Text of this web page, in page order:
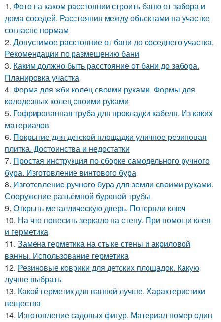
1. Фото на каком расстоянии строить баню от забора и
дома соседей. Расстояния между объектами на участке
согласно нормам
2. Допустимое расстояние от бани до соседнего участка.
Рекомендации по размещению бани
3. Каким должно быть расстояние от бани до забора.
Планировка участка
4. Форма для жби колец своими руками. Формы для
колодезных колец своими руками
5. Гофрированная труба для прокладки кабеля. Из каких
материалов
6. Покрытие для детской площадки уличное резиновая
плитка. Достоинства и недостатки
7. Простая инструкция по сборке самодельного ручного
бура. Изготовление винтового бура
8. Изготовление ручного бура для земли своими руками.
Сооружение разъёмной буровой трубы
9. Открыть металлическую дверь. Потеряли ключ
10. На что повесить зеркало на стену. При помощи клея
и герметика
11. Замена герметика на стыке стены и акриловой
ванны. Использование герметика
12. Резиновые коврики для детских площадок. Какую
лучше выбрать
13. Какой герметик для ванной лучше. Характеристики
вещества
14. Изготовление садовых фигур. Материал номер один